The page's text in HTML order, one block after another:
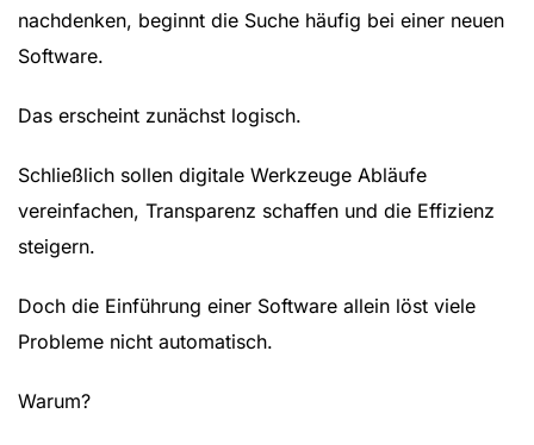
nachdenken, beginnt die Suche häufig bei einer neuen
Software.
Das erscheint zunächst logisch.
Schließlich sollen digitale Werkzeuge Abläufe
vereinfachen, Transparenz schaffen und die Effizienz
steigern.
Doch die Einführung einer Software allein löst viele
Probleme nicht automatisch.
Warum?